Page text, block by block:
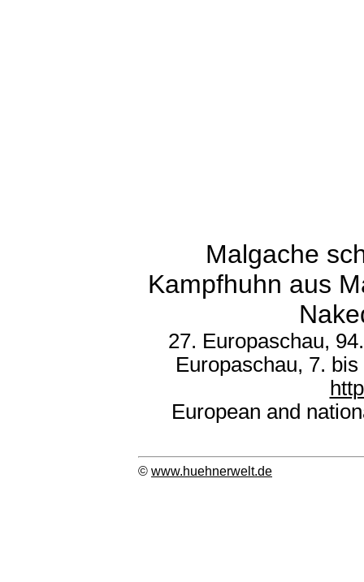
Malgache
Kampfhuhn aus
27. Europaschau,
Europaschau, 7.
European and
© www.huehnerwelt.de